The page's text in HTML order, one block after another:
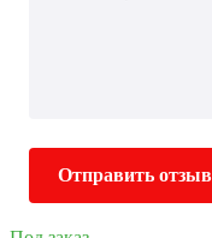
Отправить отзыв